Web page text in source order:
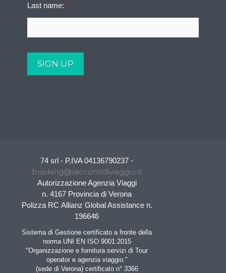
Last name:*
74 srl - P.IVA 04136790237 -
booking@raccontidiviaggio.it
Autorizzazione Agenzia Viaggi
n. 4167 Provincia di Verona
Polizza RC Allianz Global Assistance n.
196646
Sistema di Gestione certificato a fronte della
norma UNI EN ISO 9001:2015
"Organizzazione e fornitura servizi di Tour
operator e agenzia viaggio."
(sede di Verona) certificato n° 3366